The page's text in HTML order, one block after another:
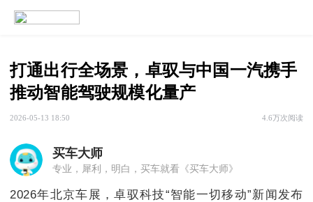
打通出行全场景，卓驭与中国一汽携手
推动智能驾驶规模化量产
2026-05-13 18:50 4.6万次阅读
买车大师
专业，犀利，明白，买车就看《买车大师》
2026年北京车展，卓驭科技“智能一切移动”新闻发布